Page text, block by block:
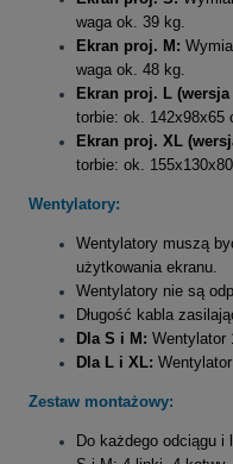
waga ok. 39 kg.
Ekran proj. M:
waga ok. 48 kg.
Ekran proj. L
torbie: ok. 142x98x65
Ekran proj. XL
torbie: ok.
Wentylatory:
Wentylatory muszą
użytkowania ekranu.
Wentylatory nie są
Długość kabla
Dla S i M: Wentylator
Dla L i XL:
Zestaw montażowy:
Do każdego odciągu i